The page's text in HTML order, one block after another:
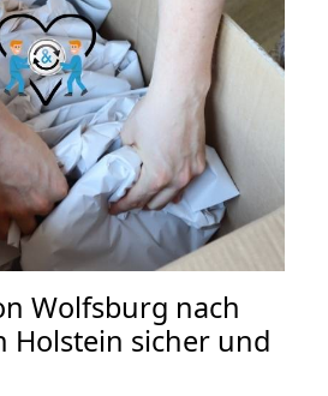
Wolfsburg nach
Holstein sicher und